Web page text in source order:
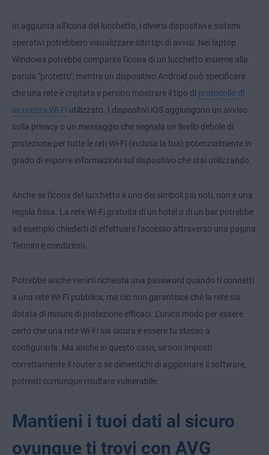
In aggiunta all'icona del lucchetto, i diversi dispositivi e sistemi
operativi potrebbero visualizzare altri tipi di avvisi. Nei laptop
Windows potrebbe comparire l'icona di un lucchetto insieme alla
parola "protetto", mentre un dispositivo Android può specificare
che una rete è criptata e persino mostrare il tipo di protocollo di
sicurezza Wi-Fi utilizzato. I dispositivi iOS aggiungono un avviso
sulla privacy o un messaggio che segnala un livello debole di
protezione per tutte le reti Wi-Fi (inclusa la tua) potenzialmente in
grado di esporre informazioni sul dispositivo che stai utilizzando.
Anche se l'icona del lucchetto è uno dei simboli più noti, non è una
regola fissa. La rete Wi-Fi gratuita di un hotel o di un bar potrebbe
ad esempio chiederti di effettuare l'accesso attraverso una pagina
Termini e condizioni.
Potrebbe anche venirti richiesta una password quando ti connetti
a una rete Wi-Fi pubblica, ma ciò non garantisce che la rete sia
dotata di misure di protezione efficaci. L'unico modo per essere
certo che una rete Wi-Fi sia sicura è essere tu stesso a
configurarla. Ma anche in questo caso, se non imposti
correttamente il router o se dimentichi di aggiornare il software,
potresti comunque risultare vulnerabile.
Mantieni i tuoi dati al sicuro
ovunque ti trovi con AVG